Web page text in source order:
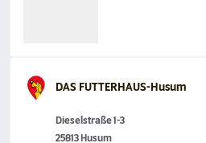
DAS FUTTERHAUS-Husum
Dieselstraße 1-3
25813 Husum